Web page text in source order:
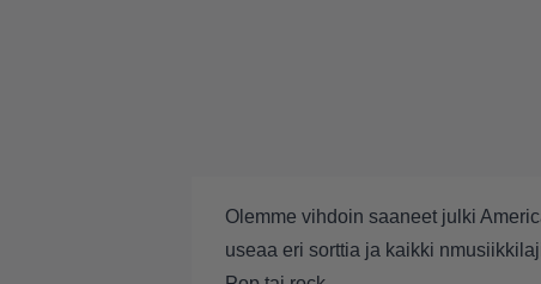
Olemme vihdoin saaneet julki
useaa eri sorttia ja kaikki